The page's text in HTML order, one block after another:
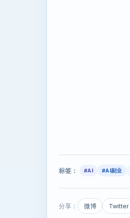
标签： #AI #AI副业
分享： 微博 Twitter